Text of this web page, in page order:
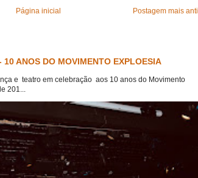
Postagem mais
Página inicial
ANOS DO MOVIMENTO EXPLOESIA
e teatro em celebração aos 10 anos do Movimento
201...